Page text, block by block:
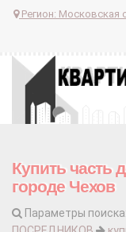
Регион: Московская
Купить часть
городе Чехов
Параметры поиска: